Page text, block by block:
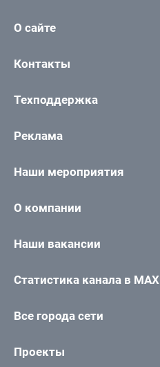
О сайте
Контакты
Техподдержка
Реклама
Наши мероприятия
О компании
Наши вакансии
Статистика канала в MAX
Все города сети
Проекты